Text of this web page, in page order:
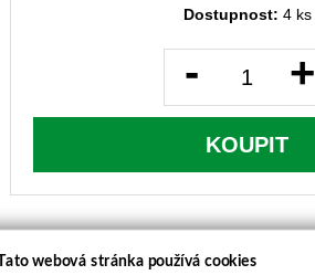
Dostupnost: 4 ks
- +
KOUPIT
webová stránka používá cookies